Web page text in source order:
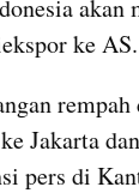
ke AS.
Jakarta
pers di